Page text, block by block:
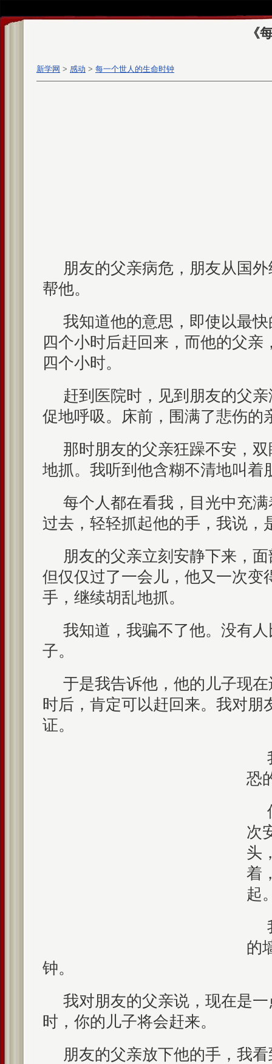
《
新学网 > 感动 > 每一个世人的生命时钟
朋友的父亲病危，朋友从国
帮他。
我知道他的意思，即使以最
四个小时后赶回来，而他的父亲
四个小时。
赶到医院时，见到朋友的父
促地呼吸。床前，围满了悲伤的
那时朋友的父亲狂躁不安，
地抓。我听到他含糊不清地叫着
每个人都在看我，目光中充
过去，轻轻抓起他的手，我说，
朋友的父亲立刻安静下来，
但仅仅过了一会儿，他又一次变
手，继续胡乱地抓。
我知道，我骗不了他。没有
子。
于是我告诉他，他的儿子现
时后，肯定可以赶回来。我对朋
证。
恐
次
头
着
起
的
钟。
我对朋友的父亲说，现在是
时，你的儿子将会赶来。
朋友的父亲放下他的手，我